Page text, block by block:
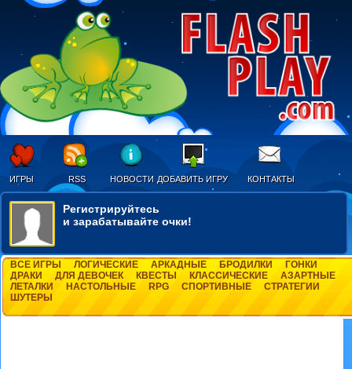
ИГРЫ RSS НОВОСТИ ДОБАВИТЬ ИГРУ КОНТАКТЫ
Регистрируйтесь
и зарабатывайте очки!
ВСЕ ИГРЫ ЛОГИЧЕСКИЕ АРКАДНЫЕ БРОДИЛКИ
ГОНКИ
ДРАКИ
ДЛЯ ДЕВОЧЕК КВЕСТЫ КЛАССИЧЕСКИЕ
АЗАРТНЫЕ
ЛЕТАЛКИ
НАСТОЛЬНЫЕ RPG СПОРТИВНЫЕ
СТРАТЕГИИ
ШУТЕРЫ